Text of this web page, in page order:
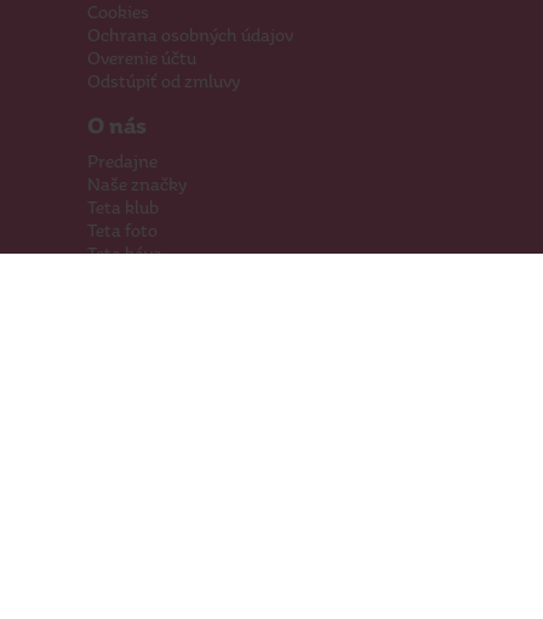
Cookies
Ochrana osobných údajov
Overenie účtu
Odstúpiť od zmluvy
O nás
Predajne
Naše značky
Teta klub
Teta foto
Teta káva